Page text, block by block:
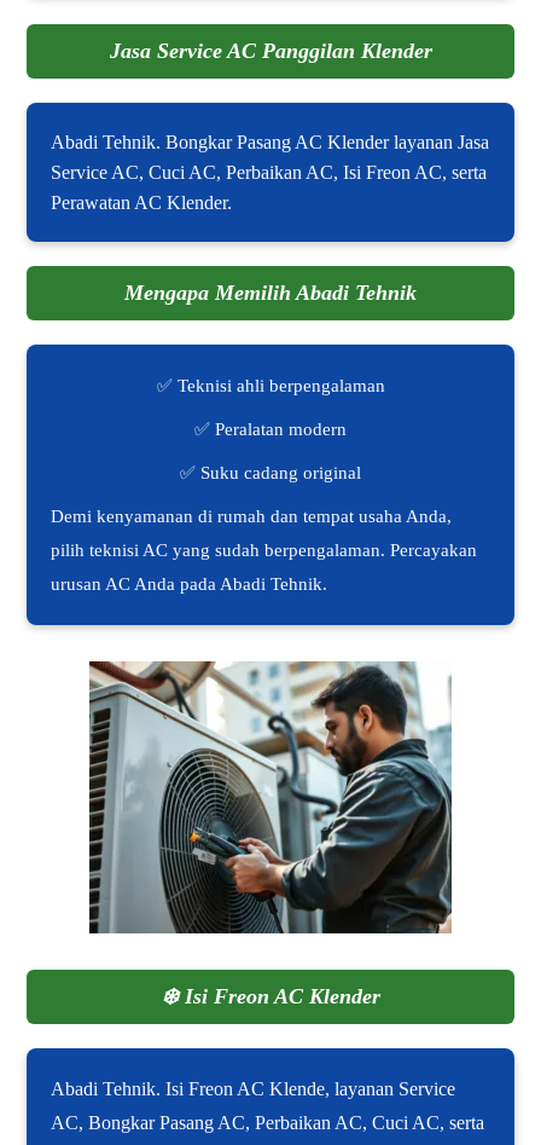
Jasa Service AC Panggilan Klender
Abadi Tehnik. Bongkar Pasang AC Klender layanan Jasa
Service AC, Cuci AC, Perbaikan AC, Isi Freon AC, serta
Perawatan AC Klender.
Mengapa Memilih Abadi Tehnik
✅ Teknisi ahli berpengalaman
✅ Peralatan modern
✅ Suku cadang original
Demi kenyamanan di rumah dan tempat usaha Anda,
pilih teknisi AC yang sudah berpengalaman. Percayakan
urusan AC Anda pada Abadi Tehnik.
❄️Isi Freon AC Klender
Abadi Tehnik. Isi Freon AC Klende, layanan Service
AC, Bongkar Pasang AC, Perbaikan AC, Cuci AC, serta